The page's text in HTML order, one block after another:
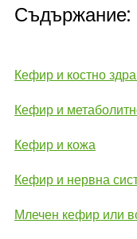
Съдържание:
Кефир и костно
Кефир и
Кефир и кожа
Кефир и нервна
Млечен кефир или